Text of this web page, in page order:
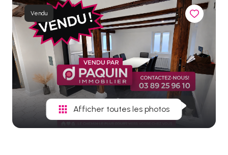
biens
vendus
Vendu
Afficher toutes les photos